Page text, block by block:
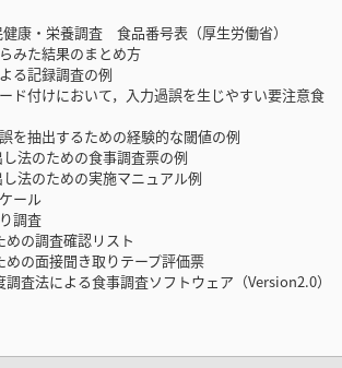
康・栄養調査 食品番号表（厚生労働省）
みた結果のまとめ方
る記録調査の例
付けにおいて，入力過誤を生じやすい要注意食
抽出するための経験的な閾値の例
法のための食事調査票の例
法のための実施マニュアル例
ール
調査
の調査確認リスト
の面接聞き取りテープ評価票
査法による食事調査ソフトウェア（Version2.0）